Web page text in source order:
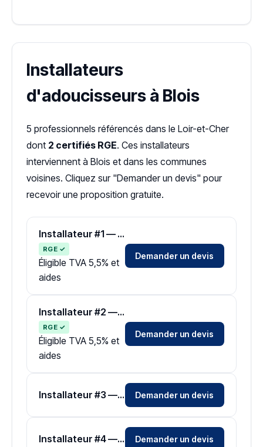
Installateurs
d'adoucisseurs à Blois
5 professionnels référencés dans le Loir-et-Cher
dont 2 certifiés RGE. Ces installateurs
interviennent à Blois et dans les communes
voisines. Cliquez sur "Demander un devis" pour
recevoir une proposition gratuite.
Installateur #1 — Zone Loir-et-Cher
RGE ✓
Éligible TVA 5,5% et
aides
Demander un devis
Installateur #2 — Zone Loir-et-Cher
RGE ✓
Éligible TVA 5,5% et
aides
Demander un devis
Installateur #3 — Zone Loir-et-Cher Demander un devis
Installateur #4 — Zone Loir-et-Cher Demander un devis